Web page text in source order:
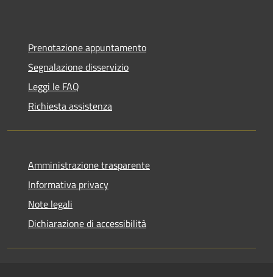
Prenotazione appuntamento
Segnalazione disservizio
Leggi le FAQ
Richiesta assistenza
Amministrazione trasparente
Informativa privacy
Note legali
Dichiarazione di accessibilità